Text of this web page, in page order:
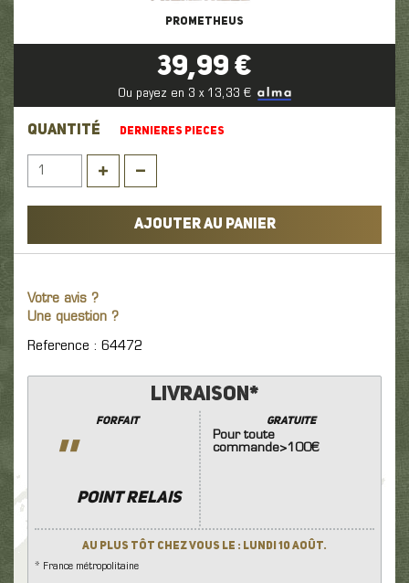
PROMETHEUS
39,99 €
Ou payez en 3 x 13,33 €
QUANTITÉ DERNIERES PIECES
AJOUTER AU PANIER
Votre avis ?
Une question ?
Reference : 64472
Livraison*
Forfait
''
POINT RELAIS
GRATUITE
Pour toute
commande>100€
Au plus tôt chez vous le : Lundi 10 Août.
* France métropolitaine